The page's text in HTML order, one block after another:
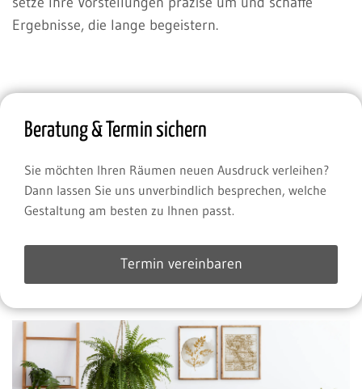
Ergebnisse, die lange begeistern.
Beratung & Termin sichern
Sie möchten Ihren Räumen neuen Ausdruck verleihen?
Dann lassen Sie uns unverbindlich besprechen, welche
Gestaltung am besten zu Ihnen passt.
Termin vereinbaren